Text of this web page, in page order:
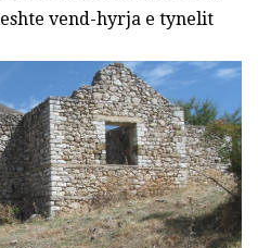
vend-hyrja e tynelit